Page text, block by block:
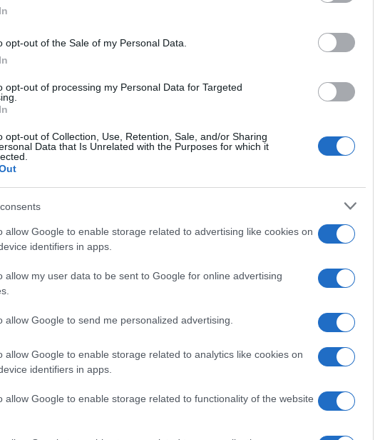
opt-out of the Sale of my Personal Data.
opt-out of processing my Personal Data for Targeted
opt-out of Collection, Use, Retention, Sale, and/or Sharing
Data that Is Unrelated with the Purposes for which it
allow Google to enable storage related to advertising like cookies on
identifiers in apps.
allow my user data to be sent to Google for online advertising
allow Google to send me personalized advertising.
allow Google to enable storage related to analytics like cookies on
identifiers in apps.
allow Google to enable storage related to functionality of the website
mi suscita disagio e molto malessere”.
Rtl 102.5 il suo stato d’animo dopo
Democratico è accusato di aver rubato
del Terminal 1 dell’aeroporto di
di voler rubare, fornendo la sua versione
suo giaccone per rispondere al
Giustificazione insufficiente
secondoRepubblica, le immagini delle
la sua versione
vedere quel video conferma che la
dalla realtà. Nelle registrazioni delle
dem entrare diretto allo stand dei profumi
prende una confezione di Chanel
la discrepanza: “
Alza gli occhi in
dal duty free senza acquistare nulla e